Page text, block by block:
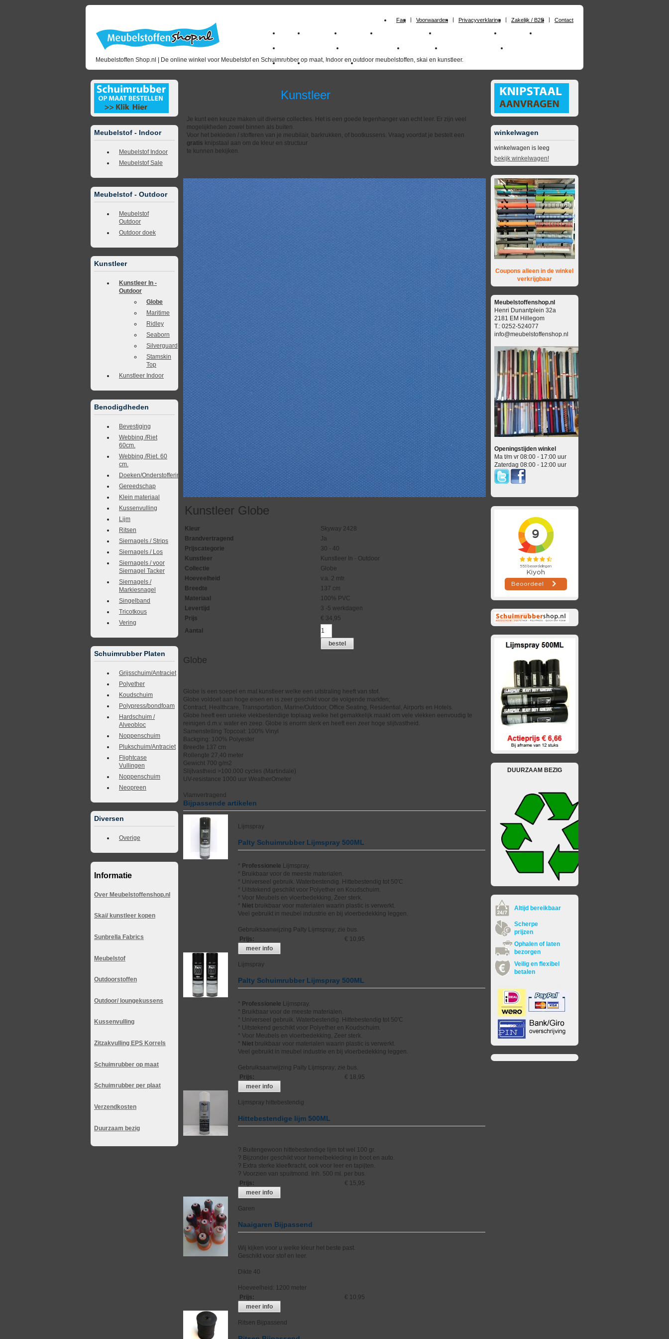
Faq Voorwaarden Privacyverklaring Zakelijk / B2B Contact
Meubelstoffen Shop.nl | De online winkel voor Meubelstof en Schuimrubber op maat, Indoor en outdoor meubelstoffen, skai en kunstleer.
Home Meubelstof Kunstleer Schuimrubberplaten Schuimrubber op maat Materialen
milano_outdoorstoffen skai kunstleer kopen outdoorstof skai_kunstleer outdoor
Outlet Meubelstof indoor duurzaam
Meubelstof - Indoor
Meubelstof Indoor
Meubelstof Sale
Meubelstof - Outdoor
Meubelstof
Outdoor
Outdoor doek
Kunstleer
Kunstleer In -
Outdoor
Globe
Maritime
Ridley
Seaborn
Silverguard
Stamskin
Top
Kunstleer Indoor
Benodigdheden
Bevestiging
Webbing /Riet
60cm.
Webbing /Riet. 60
cm.
Doeken/Onderstoffering
Gereedschap
Klein materiaal
Kussenvulling
Lijm
Ritsen
Siernagels / Strips
Siernagels / Los
Siernagels / voor
Siernagel Tacker
Siernagels /
Markiesnagel
Singelband
Tricotkous
Vering
Schuimrubber Platen
Grijsschuim/Antraciet
Polyether
Koudschuim
Polypress/bondfoam
Hardschuim /
Alveobloc
Noppenschuim
Plukschuim/Antraciet
Flightcase
Vullingen
Noppenschuim
Neopreen
Diversen
Overige
Informatie
Over Meubelstoffenshop.nl
Skai/ kunstleer kopen
Sunbrella Fabrics
Meubelstof
Outdoorstoffen
Outdoor/ loungekussens
Kussenvulling
Zitzakvulling EPS Korrels
Schuimrubber op maat
Schuimrubber per plaat
Verzendkosten
Duurzaam bezig
Kunstleer
Je kunt een keuze maken uit diverse collecties. Het is een goede tegenhanger van echt leer. Er zijn veel
mogelijkheden zowel binnen als buiten.
Voor het bekleden / stofferen van je meubilair, barkrukken, of bootkussens. Vraag voordat je bestelt een
gratis knipstaal aan om de kleur en structuur
te kunnen bekijken.
Kunstleer Globe
Kleur
Skyway 2428
Brandvertragend
Ja
Prijscategorie
30 - 40
Kunstleer
Kunstleer In - Outdoor
Collectie
Globe
Hoeveelheid
v.a. 2 mtr.
Breedte
137 cm
Materiaal
100% PVC
Levertijd
3 -5 werkdagen
Prijs
€ 34,95
Aantal
bestel
Globe
Globe is een soepel en mat kunstleer welke een uitstraling heeft van stof.
Globe voldoet aan hoge eisen en is zeer geschikt voor de volgende markten;
Contract, Healthcare, Transportation, Marine/Outdoor, Office Seating, Residential, Airports en Hotels.
Globe heeft een unieke vlekbestendige toplaag welke het gemakkelijk maakt om vele vlekken eenvoudig te
reinigen d.m.v. water en zeep. Globe is enorm sterk en heeft een zeer hoge slijtvastheid.
Samenstelling Topcoat: 100% Vinyl
Backging: 100% Polyester
Breedte 137 cm
Rollengte 27,40 meter
Gewicht 700 g/m2
Slijtvastheid >100.000 cycles (Martindale)
UV-resistance 1000 uur WeatherOmeter
Vlamvertragend
Bijpassende artikelen
Lijmspray
Palty Schuimrubber Lijmspray 500ML
* Professionele Lijmspray.
* Bruikbaar voor de meeste materialen.
* Universeel gebruik. Waterbestendig. Hittebestendig tot 50'C
* Uitstekend geschikt voor Polyether en Koudschuim.
* Voor Meubels en vloerbedekking, Zeer sterk.
* Niet bruikbaar voor materialen waarin plastic is verwerkt.
Veel gebruikt in meubel industrie en bij vloerbedekking leggen.
Gebruiksaanwijzing Palty Lijmspray; zie bus.
Prijs:
€ 10,95
meer info
Lijmspray
Palty Schuimrubber Lijmspray 500ML
* Professionele Lijmspray.
* Bruikbaar voor de meeste materialen.
* Universeel gebruik. Waterbestendig. Hittebestendig tot 50'C
* Uitstekend geschikt voor Polyether en Koudschuim.
* Voor Meubels en vloerbedekking, Zeer sterk.
* Niet bruikbaar voor materialen waarin plastic is verwerkt.
Veel gebruikt in meubel industrie en bij vloerbedekking leggen.
Gebruiksaanwijzing Palty Lijmspray; zie bus.
Prijs:
€ 18,95
meer info
Lijmspray hittebestendig
Hittebestendige lijm 500ML
? Buitengewoon hittebestendige lijm tot wel 100 gr.
? Bijzonder geschikt voor hemelbekleding in boot en auto.
? Extra sterke kleefkracht, ook voor leer en tapijten.
? Voorzien van spuitmond. Inh. 500 ml. per bus.
Prijs:
€ 15,95
meer info
Garen
Naaigaren Bijpassend
Wij kijken voor u welke kleur het beste past.
Geschikt voor stof en leer.
Dikte 40
Hoeveelheid: 1200 meter
Prijs:
€ 10,95
meer info
Ritsen Bijpassend
winkelwagen
winkelwagen is leeg
bekijk winkelwagen!
Coupons alleen in de winkel
verkrijgbaar
Meubelstoffenshop.nl
Henri Dunantplein 32a
2181 EM Hillegom
T.: 0252-524077
info@meubelstoffenshop.nl
Openingstijden winkel
Ma t/m vr 08:00 - 17:00 uur
Zaterdag 08:00 - 12:00 uur
DUURZAAM BEZIG
Altijd bereikbaar
Scherpe
prijzen
Ophalen of laten
bezorgen
Veilig en flexibel
betalen